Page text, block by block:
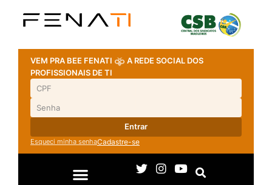
VEM PRA BEE FENATI
A REDE SOCIAL DOS
PROFISSIONAIS DE TI
Entrar
Esqueci minha senhaCadastre-se